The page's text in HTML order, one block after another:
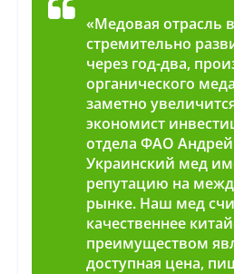
«Медовая отрасль
стремительно
через год-два,
органического
заметно
экономист
отдела ФАО
Украинский мед
репутацию на
рынке. Наш мед
качественнее
преимуществом
доступная цена,